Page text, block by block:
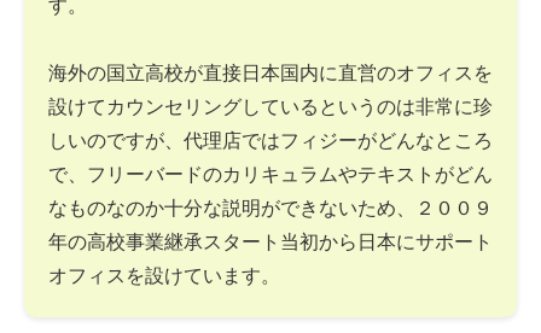
す。
海外の国立高校が直接日本国内に直営のオフィスを
設けてカウンセリングしているというのは非常に珍
しいのですが、代理店ではフィジーがどんなところ
で、フリーバードのカリキュラムやテキストがどん
なものなのか十分な説明ができないため、２００９
年の高校事業継承スタート当初から日本にサポート
オフィスを設けています。